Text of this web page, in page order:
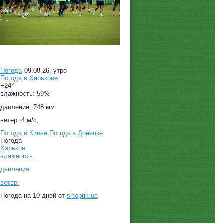
Погода 09.08.26, утро
Погода в Харькове
+24°
влажность: 59%
давление: 748 мм
ветер: 4 м/с,
Погода в Киеве Погода в Донецке
Погода
Харьков
влажность:
давление:
ветер:
Погода на 10 дней от sinoptik.ua